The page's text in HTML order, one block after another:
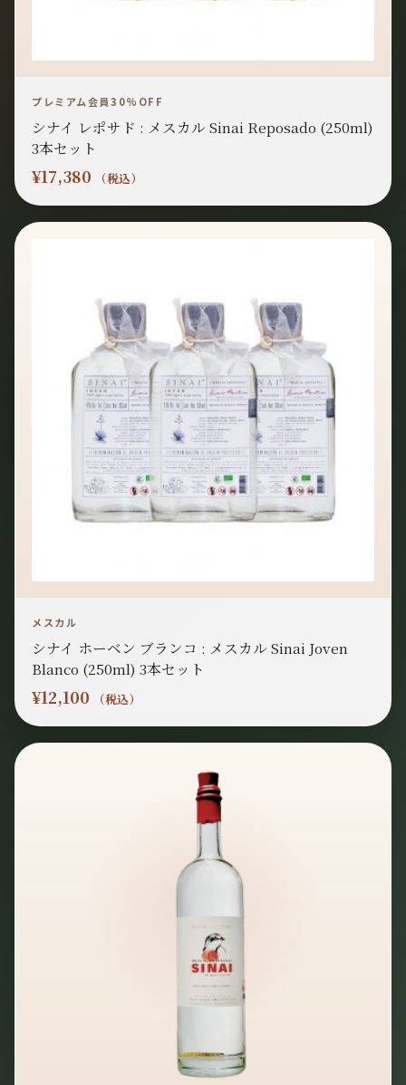
プレミアム会員30%OFF
シナイ レポサド : メスカル Sinai Reposado (250ml)
3本セット
¥17,380 （税込）
メスカル
シナイ ホーベン ブランコ : メスカル Sinai Joven
Blanco (250ml) 3本セット
¥12,100 （税込）